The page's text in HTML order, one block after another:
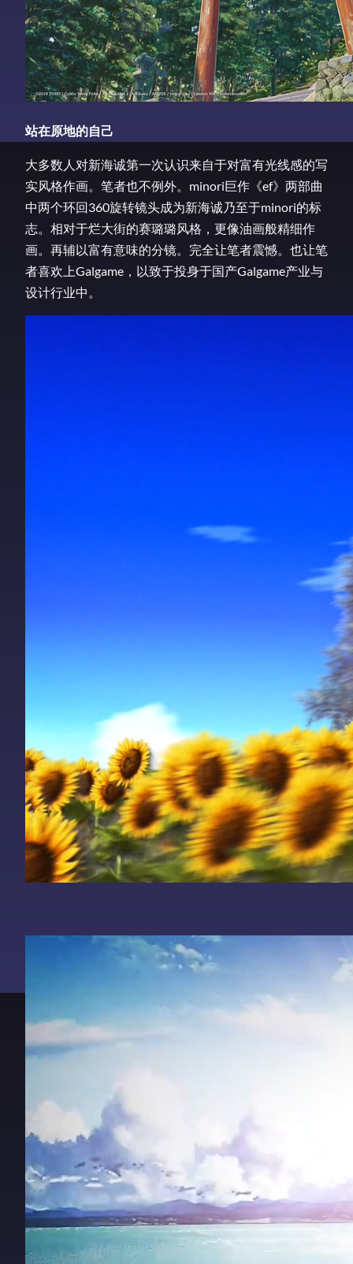
站在原地的自己
大多数人对新海诚第一次认识来自于对富有光线感的写
实风格作画。笔者也不例外。minori巨作《ef》两部曲
中两个环回360旋转镜头成为新海诚乃至于minori的标
志。相对于烂大街的赛璐璐风格，更像油画般精细作
画。再辅以富有意味的分镜。完全让笔者震憾。也让笔
者喜欢上Galgame，以致于投身于国产Galgame产业与
设计行业中。